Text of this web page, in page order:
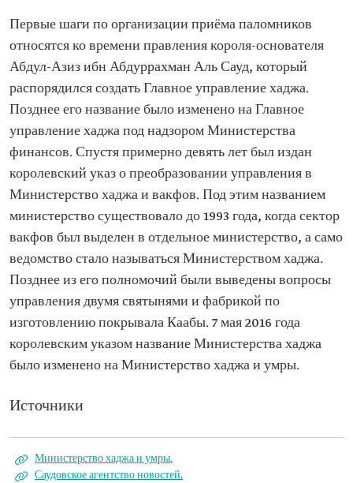
Первые шаги по организации приёма паломников
относятся ко времени правления короля-основателя
Абдул-Азиз ибн Абдуррахман Аль Сауд, который
распорядился создать Главное управление хаджа.
Позднее его название было изменено на Главное
управление хаджа под надзором Министерства
финансов. Спустя примерно девять лет был издан
королевский указ о преобразовании управления в
Министерство хаджа и вакфов. Под этим названием
министерство существовало до 1993 года, когда сектор
вакфов был выделен в отдельное министерство, а само
ведомство стало называться Министерством хаджа.
Позднее из его полномочий были выведены вопросы
управления двумя святынями и фабрикой по
изготовлению покрывала Каабы. 7 мая 2016 года
королевским указом название Министерства хаджа
было изменено на Министерство хаджа и умры.
Источники
Министерство хаджа и умры.
Саудовское агентство новостей.